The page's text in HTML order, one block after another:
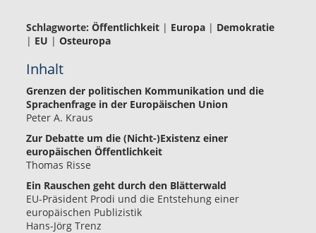
Schlagworte: Öffentlichkeit | Europa | Demokratie
| EU | Osteuropa
Inhalt
Grenzen der politischen Kommunikation und die
Sprachenfrage in der Europäischen Union
Peter A. Kraus
Zur Debatte um die (Nicht-)Existenz einer
europäischen Öffentlichkeit
Thomas Risse
Ein Rauschen geht durch den Blätterwald
EU-Präsident Prodi und die Entstehung einer
europäischen Publizistik
Hans-Jörg Trenz